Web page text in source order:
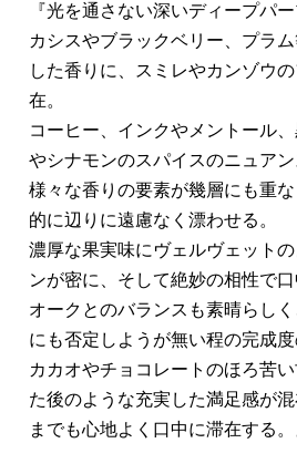
『光を通さない深いディープパー
カシスやブラックベリー、プラ
した香りに、スミレやカンゾウ
在。
コーヒー、インクやメントール
やシナモンのスパイスのニュアン
様々な香りの要素が幾層にも重
的に辺りに遠慮なく漂わせる。
濃厚な果実味にヴェルヴェット
ンが密に、そして絶妙の相性で口
オークとのバランスも素晴らし
にも否定しようが無い程の完成度
カカオやチョコレートのほろ苦
た後のような充実した満足感が
までも心地よく口中に滞在する。